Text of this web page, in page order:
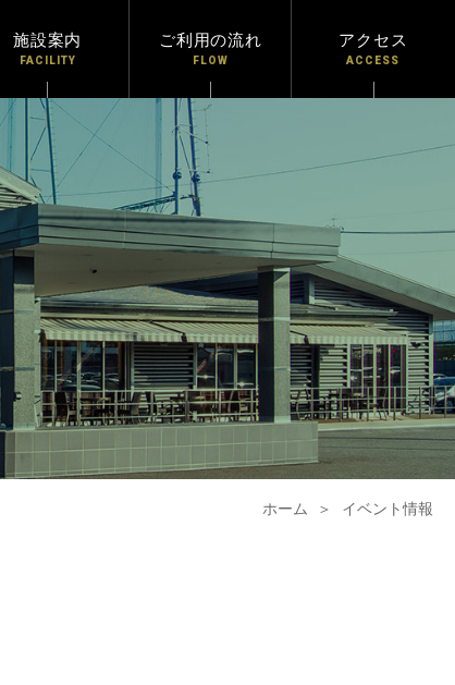
施設案内
FACILITY
ご利用の流れ
FLOW
アクセス
ACCESS
ホーム イベント情報